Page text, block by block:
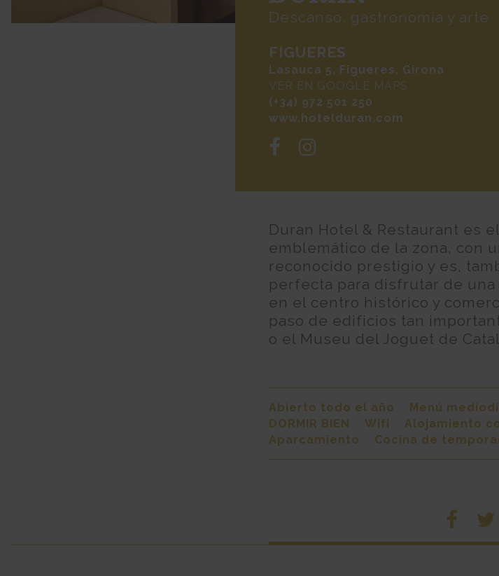
Descanso, gastronomía y arte
FIGUERES
Lasauca 5, Figueres, Girona
VER EN GOOGLE MAPS
(+34) 972 501 250
www.hotelduran.com
Duran Hotel & Restaurant es
emblemático de la zona, con
reconocido prestigio y es,
perfecta para disfrutar de
en el centro histórico y
paso de edificios tan
o el Museu del Joguet de
Abierto todo el año Menú
DORMIR BIEN
Wifi
Alojamiento
Aparcamiento
Cocina de